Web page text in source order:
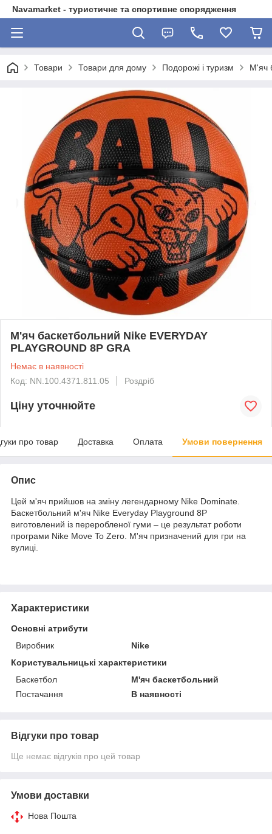
Navamarket - туристичне та спортивне спорядження
Товари Товари для дому Подорожі і туризм М'яч
М'яч баскетбольний Nike EVERYDAY
PLAYGROUND 8P GRA
Немає в наявності
Код: NN.100.4371.811.05
Роздріб
Ціну уточнюйте
про товар Доставка Оплата Умови повернення
Опис
Цей м'яч прийшов на зміну легендарному Nike Dominate.
Баскетбольний м'яч Nike Everyday Playground 8P
виготовлений із переробленої гуми – це результат роботи
програми Nike Move To Zero. М'яч призначений для гри на
вулиці.
Характеристики
Основні атрибути
Виробник
Nike
Користувальницькі характеристики
Баскетбол
М'яч баскетбольний
Постачання
В наявності
Відгуки про товар
Ще немає відгуків про цей товар
Умови доставки
Нова Пошта